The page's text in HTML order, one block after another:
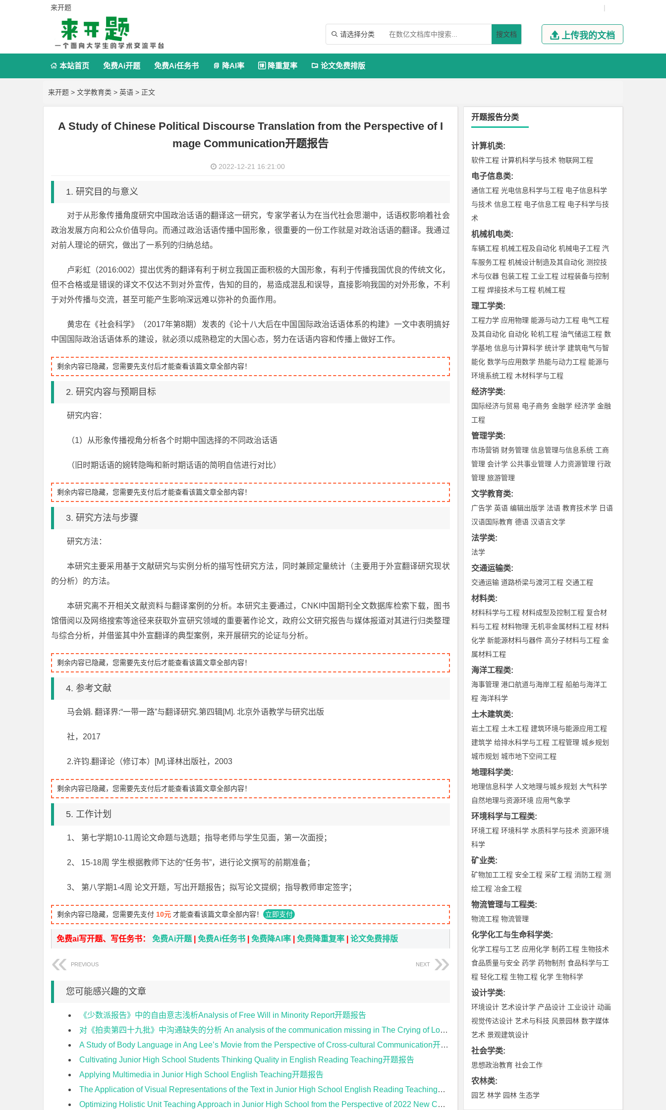
来开题 |
 请选择分类 搜文档  上传我的文档
 本站首页 免费Ai开题 免费Ai任务书  降AI率  降重复率  论文免费排版
来开题 > 文学教育类 > 英语 > 正文
A Study of Chinese Political Discourse Translation from the Perspective of I
mage Communication开题报告
2022-12-21 16:21:00
1. 研究目的与意义
对于从形象传播角度研究中国政治话语的翻译这一研究，专家学者认为在当代社会思潮中，话语权影响着社会
政治发展方向和公众价值导向。而通过政治话语传播中国形象，很重要的一份工作就是对政治话语的翻译。我通过
对前人理论的研究，做出了一系列的归纳总结。
卢彩虹（2016:002）提出优秀的翻译有利于树立我国正面积极的大国形象，有利于传播我国优良的传统文化，
但不合格或是错误的译文不仅达不到对外宣传，告知的目的，易造成混乱和误导，直接影响我国的对外形象，不利
于对外传播与交流，甚至可能产生影响深远难以弥补的负面作用。
黄忠在《社会科学》（2017年第8期）发表的《论十八大后在中国国际政治话语体系的构建》一文中表明搞好
中国国际政治话语体系的建设，就必须以成熟稳定的大国心态，努力在话语内容和传播上做好工作。
剩余内容已隐藏，您需要先支付后才能查看该篇文章全部内容！
2. 研究内容与预期目标
研究内容：
（1）从形象传播视角分析各个时期中国选择的不同政治话语
（旧时期话语的婉转隐晦和新时期话语的简明自信进行对比）
剩余内容已隐藏，您需要先支付后才能查看该篇文章全部内容！
3. 研究方法与步骤
研究方法：
本研究主要采用基于文献研究与实例分析的描写性研究方法，同时兼顾定量统计（主要用于外宣翻译研究现状
的分析）的方法。
本研究离不开相关文献资料与翻译案例的分析。本研究主要通过，CNKI中国期刊全文数据库检索下载，图书
馆借阅以及网络搜索等途径来获取外宣研究领域的重要著作论文，政府公文研究报告与媒体报道对其进行归类整理
与综合分析，并借鉴其中外宣翻译的典型案例，来开展研究的论证与分析。
剩余内容已隐藏，您需要先支付后才能查看该篇文章全部内容！
4. 参考文献
马会娟. 翻译界:“一带一路”与翻译研究.第四辑[M]. 北京外语教学与研究出版
社，2017
2.许钧.翻译论（修订本）[M].译林出版社，2003
剩余内容已隐藏，您需要先支付后才能查看该篇文章全部内容！
5. 工作计划
1、 第七学期10-11周论文命题与选题；指导老师与学生见面，第一次面授；
2、 15-18周 学生根据教师下达的“任务书”，进行论文撰写的前期准备；
3、 第八学期1-4周 论文开题，写出开题报告；拟写论文提纲；指导教师审定签字；
剩余内容已隐藏，您需要先支付 10元 才能查看该篇文章全部内容！ 立即支付
免费ai写开题、写任务书： 免费Ai开题 免费Ai任务书 免费降AI率 免费降重复率 论文免费排版
PREVIOUS NEXT
您可能感兴趣的文章
《少数派报告》中的自由意志浅析Analysis of Free Will in Minority Report开题报告
对《拍卖第四十九批》中沟通缺失的分析 An analysis of the communication missing in The Crying of Lot 49开题报告
A Study of Body Language in Ang Lee’s Movie from the Perspective of Cross-cultural Communication开题报告
Cultivating Junior High School Students Thinking Quality in English Reading Teaching开题报告
Applying Multimedia in Junior High School English Teaching开题报告
The Application of Visual Representations of the Text in Junior High School English Reading Teaching开题报告
Optimizing Holistic Unit Teaching Approach in Junior High School from the Perspective of 2022 New Curriculum开题报告
开题报告分类
计算机类:
软件工程 计算机科学与技术 物联网工程
电子信息类:
通信工程 光电信息科学与工程 电子信息科学
与技术 信息工程 电子信息工程 电子科学与技
术
机械机电类:
车辆工程 机械工程及自动化 机械电子工程 汽
车服务工程 机械设计制造及其自动化 测控技
术与仪器 包装工程 工业工程 过程装备与控制
工程 焊接技术与工程 机械工程
理工学类:
工程力学 应用物理 能源与动力工程 电气工程
及其自动化 自动化 轮机工程 油气储运工程 数
学基地 信息与计算科学 统计学 建筑电气与智
能化 数学与应用数学 热能与动力工程 能源与
环境系统工程 木材科学与工程
经济学类:
国际经济与贸易 电子商务 金融学 经济学 金融
工程
管理学类:
市场营销 财务管理 信息管理与信息系统 工商
管理 会计学 公共事业管理 人力资源管理 行政
管理 旅游管理
文学教育类:
广告学 英语 编辑出版学 法语 教育技术学 日语
汉语国际教育 德语 汉语言文学
法学类:
法学
交通运输类:
交通运输 道路桥梁与渡河工程 交通工程
材料类:
材料科学与工程 材料成型及控制工程 复合材
料与工程 材料物理 无机非金属材料工程 材料
化学 新能源材料与器件 高分子材料与工程 金
属材料工程
海洋工程类:
海事管理 港口航道与海岸工程 船舶与海洋工
程 海洋科学
土木建筑类:
岩土工程 土木工程 建筑环境与能源应用工程
建筑学 给排水科学与工程 工程管理 城乡规划
城市规划 城市地下空间工程
地理科学类:
地理信息科学 人文地理与城乡规划 大气科学
自然地理与资源环境 应用气象学
环境科学与工程类:
环境工程 环境科学 水质科学与技术 资源环境
科学
矿业类:
矿物加工工程 安全工程 采矿工程 消防工程 测
绘工程 冶金工程
物流管理与工程类:
物流工程 物流管理
化学化工与生命科学类:
化学工程与工艺 应用化学 制药工程 生物技术
食品质量与安全 药学 药物制剂 食品科学与工
程 轻化工程 生物工程 化学 生物科学
设计学类:
环境设计 艺术设计学 产品设计 工业设计 动画
视觉传达设计 艺术与科技 风景园林 数字媒体
艺术 景观建筑设计
社会学类:
思想政治教育 社会工作
农林类:
园艺 林学 园林 生态学